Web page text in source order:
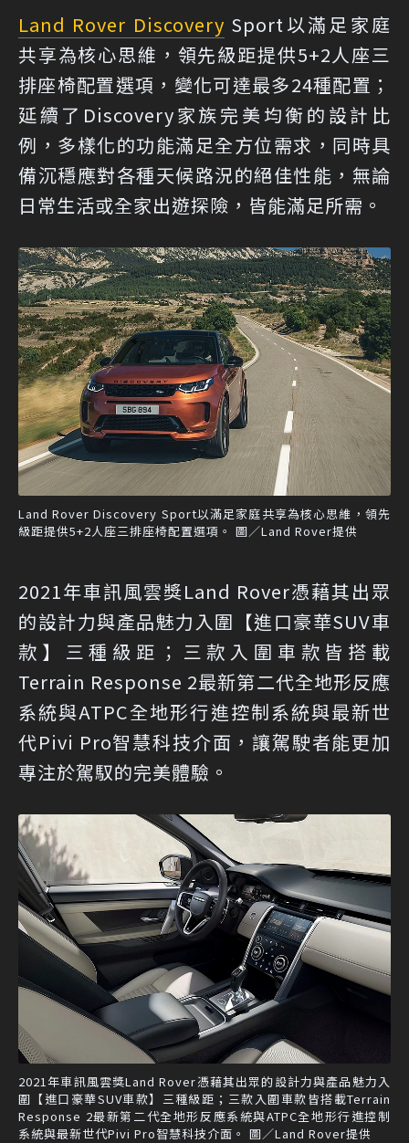
Land Rover Discovery Sport以滿足家庭
共享為核心思維，領先級距提供5+2人座三
排座椅配置選項，變化可達最多24種配置；
延續了Discovery家族完美均衡的設計比
例，多樣化的功能滿足全方位需求，同時具
備沉穩應對各種天候路況的絕佳性能，無論
日常生活或全家出遊探險，皆能滿足所需。
Land Rover Discovery Sport以滿足家庭共享為核心思維，領先
級距提供5+2人座三排座椅配置選項。 圖／Land Rover提供
2021年車訊風雲獎Land Rover憑藉其出眾
的設計力與產品魅力入圍【進口豪華SUV車
款】三種級距；三款入圍車款皆搭載
Terrain Response 2最新第二代全地形反應
系統與ATPC全地形行進控制系統與最新世
代Pivi Pro智慧科技介面，讓駕駛者能更加
專注於駕馭的完美體驗。
2021年車訊風雲獎Land Rover憑藉其出眾的設計力與產品魅力入
圍【進口豪華SUV車款】三種級距；三款入圍車款皆搭載Terrain
Response 2最新第二代全地形反應系統與ATPC全地形行進控制
系統與最新世代Pivi Pro智慧科技介面。 圖／Land Rover提供